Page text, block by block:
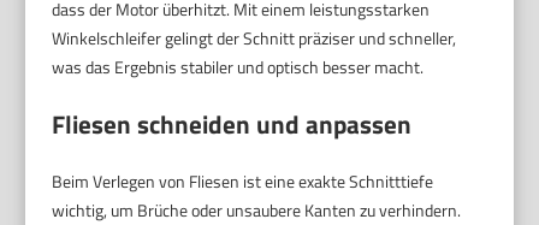
dass der Motor überhitzt. Mit einem leistungsstarken
Winkelschleifer gelingt der Schnitt präziser und schneller,
was das Ergebnis stabiler und optisch besser macht.
Fliesen schneiden und anpassen
Beim Verlegen von Fliesen ist eine exakte Schnitttiefe
wichtig, um Brüche oder unsaubere Kanten zu verhindern.